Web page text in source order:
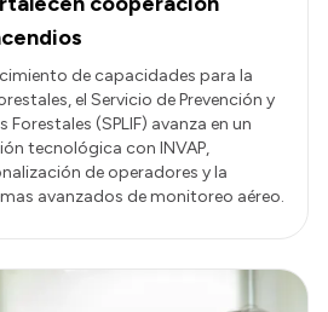
de capacidades para la
el Servicio de Prevención y
(SPLIF) avanza en un
tecnológica con INVAP,
de operadores y la
avanzados de monitoreo aéreo.